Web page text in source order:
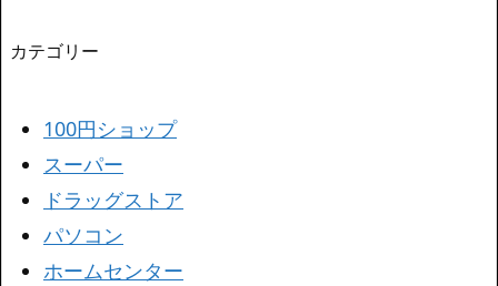
カテゴリー
100円ショップ
スーパー
ドラッグストア
パソコン
ホームセンター